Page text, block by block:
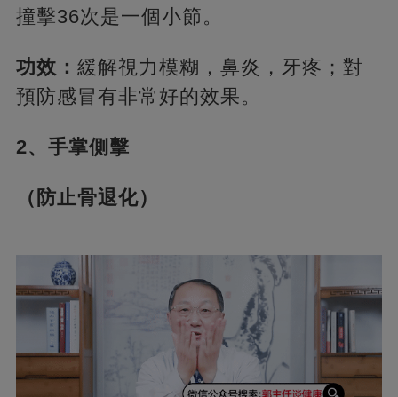
撞擊36次是一個小節。
功效： 緩解視力模糊，鼻炎，牙疼；對
預防感冒有非常好的效果。
2、手掌側擊
（防止骨退化）